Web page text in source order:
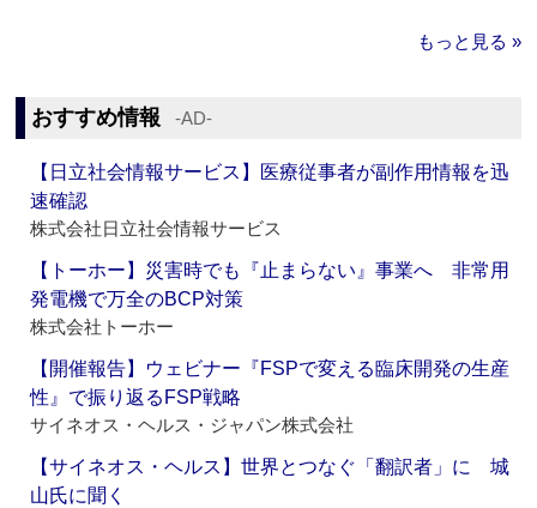
もっと見る »
おすすめ情報 ‐AD‐
【日立社会情報サービス】医療従事者が副作用情報を迅
速確認
株式会社日立社会情報サービス
【トーホー】災害時でも『止まらない』事業へ 非常用
発電機で万全のBCP対策
株式会社トーホー
【開催報告】ウェビナー『FSPで変える臨床開発の生産
性』で振り返るFSP戦略
サイネオス・ヘルス・ジャパン株式会社
【サイネオス・ヘルス】世界とつなぐ「翻訳者」に 城
山氏に聞く